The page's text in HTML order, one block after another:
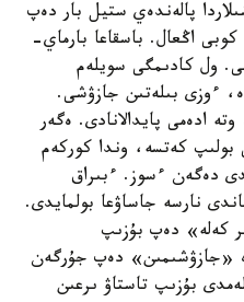
پالەندەي ستيل بار دەپ
كوبى اڭعال. باسقاعا بارماي-
ول كادىمگى سويلەم
ءوزى بىلەتىن جازۋشى.
ادەمى پايدالانادى. ەگەر
بولىپ كەتسە، وندا كوركەم
دەگەن ءسوز. ءبىراق
نارسە جاساۋعا بولمايدى.
كەلە» دەپ بۇزىپ
«جازۋشىمىن» دەپ جۇرگەن
بۇزىپ تاستاۋ ىرعىن